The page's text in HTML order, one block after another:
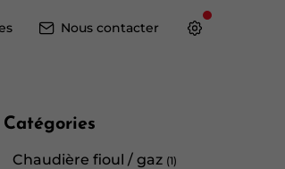
Nous contacter
Catégories
Chaudière fioul / gaz (1)